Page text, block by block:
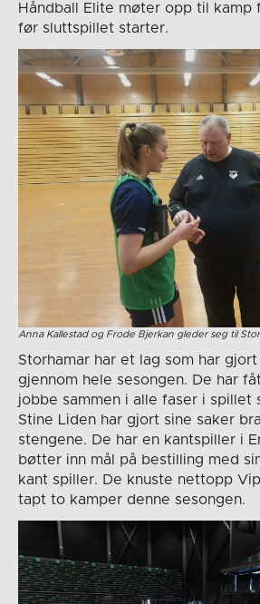
Håndball Elite møter opp til kamp
før sluttspillet starter.
Anna Kallestad og Frode Bjerkan gleder seg til
Storhamar har et lag som har
gjennom hele sesongen. De har
jobbe sammen i alle faser i spillet
Stine Liden har gjort sine saker
stengene. De har en kantspiller i
bøtter inn mål på bestilling med
kant spiller. De knuste nettopp
tapt to kamper denne sesongen.